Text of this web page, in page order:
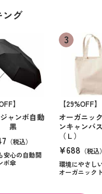
ング
】
ャンボ自動
黒
（税込）
安心の自動開
ボ傘
【29%OFF】
オーガニッ
ンキャンバ
（Ｌ）
¥688 （税
環境にやさし
オーガニック